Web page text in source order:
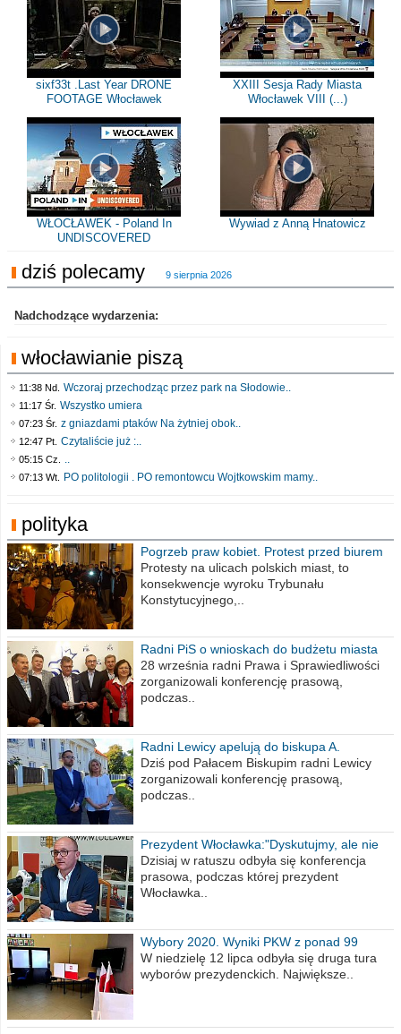
sixf33t .Last Year DRONE
FOOTAGE Włocławek
XXIII Sesja Rady Miasta
Włocławek VIII (...)
WŁOCŁAWEK - Poland In
UNDISCOVERED
Wywiad z Anną Hnatowicz
dziś polecamy 9 sierpnia 2026
Nadchodzące wydarzenia:
włocławianie piszą
11:38 Nd. Wczoraj przechodząc przez park na Słodowie..
11:17 Śr. Wszystko umiera
07:23 Śr. z gniazdami ptaków Na żytniej obok..
12:47 Pt. Czytaliście już :..
05:15 Cz. ..
07:13 Wt. PO politologii . PO remontowcu Wojtkowskim mamy..
polityka
Pogrzeb praw kobiet. Protest przed biurem
poselskim PiS
Protesty na ulicach polskich miast, to
konsekwencje wyroku Trybunału
Konstytucyjnego,..
Radni PiS o wnioskach do budżetu miasta
na 2021 rok
28 września radni Prawa i Sprawiedliwości
zorganizowali konferencję prasową,
podczas..
Radni Lewicy apelują do biskupa A.
Wiesława Meringa
Dziś pod Pałacem Biskupim radni Lewicy
zorganizowali konferencję prasową,
podczas..
Prezydent Włocławka:"Dyskutujmy, ale nie
obrażajmy się”
Dzisiaj w ratuszu odbyła się konferencja
prasowa, podczas której prezydent
Włocławka..
Wybory 2020. Wyniki PKW z ponad 99
procent obwodów
W niedzielę 12 lipca odbyła się druga tura
wyborów prezydenckich. Największe..